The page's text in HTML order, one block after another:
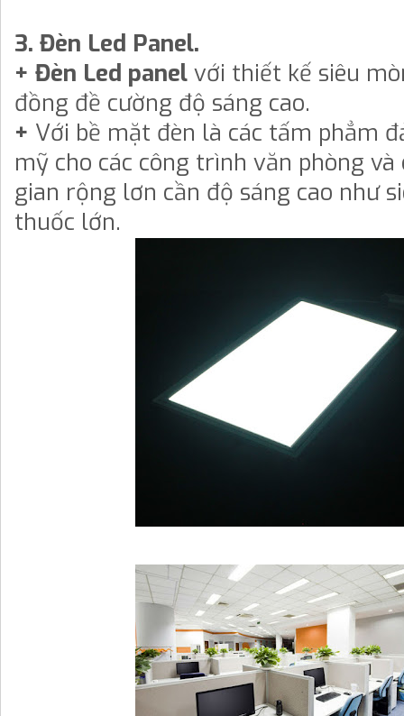
3. Đèn Led Panel.
+ Đèn Led panel với thiết kế siêu
đồng đề cường độ sáng cao.
+ Với bề mặt đèn là các tấm phẳm
mỹ cho các công trình văn phòng và
gian rộng lơn cần độ sáng cao như
thuốc lớn.